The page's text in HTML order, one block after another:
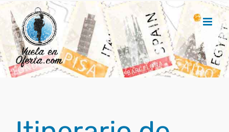
Saltar
contenido